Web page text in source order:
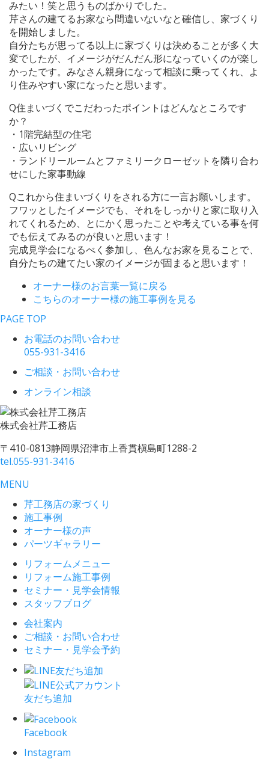
みたい！笑と思うものばかりでした。
芹さんの建てるお家なら間違いないなと確信し、家づくり
を開始しました。
自分たちが思ってる以上に家づくりは決めることが多く大
変でしたが、イメージがだんだん形になっていくのが楽し
かったです。みなさん親身になって相談に乗ってくれ、よ
り住みやすい家になったと思います。
Q住まいづくでこだわったポイントはどんなところです
か？
・1階完結型の住宅
・広いリビング
・ランドリールームとファミリークローゼットを隣り合わ
せにした家事動線
Qこれから住まいづくりをされる方に一言お願いします。
フワッとしたイメージでも、それをしっかりと家に取り入
れてくれるため、とにかく思ったことや考えている事を何
でも伝えてみるのが良いと思います！
完成見学会になるべく参加し、色んなお家を見ることで、
自分たちの建てたい家のイメージが固まると思います！
オーナー様のお言葉一覧に戻る
こちらのオーナー様の施工事例を見る
PAGE TOP
お電話のお問い合わせ
055-931-3416
ご相談・お問い合わせ
オンライン相談
株式会社芹工務店
〒410-0813静岡県沼津市上香貫槇島町1288-2
tel.055-931-3416
MENU
芹工務店の家づくり
施工事例
オーナー様の声
パーツギャラリー
リフォームメニュー
リフォーム施工事例
セミナー・見学会情報
スタッフブログ
会社案内
ご相談・お問い合わせ
セミナー・見学会予約
友だち追加
Facebook
Instagram